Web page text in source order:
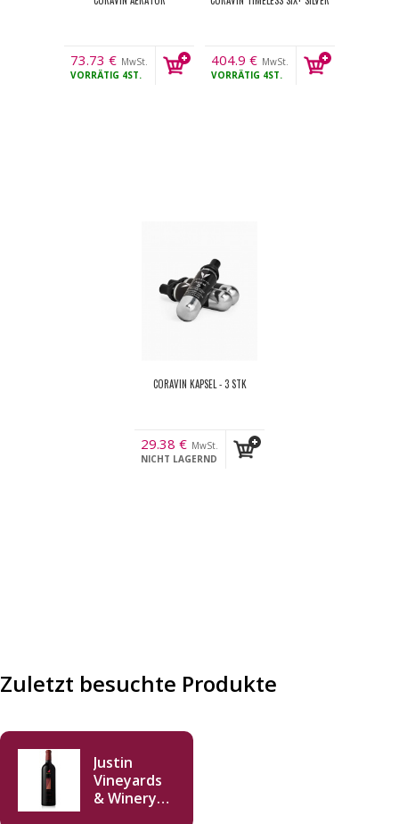
73.73 € MwSt.
VORRÄTIG 4ST.
404.9 € MwSt.
VORRÄTIG 4ST.
CORAVIN KAPSEL - 3 STK
29.38 € MwSt.
NICHT LAGERND
Zuletzt besuchte Produkte
Justin
Vineyards
& Winery